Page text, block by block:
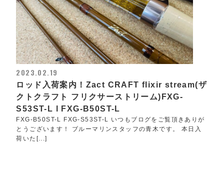
2023.02.19
ロッド入荷案内！Zact CRAFT flixir stream(ザ
クトクラフト フリクサーストリーム)FXG-
S53ST-L l FXG-B50ST-L
FXG-B50ST-L FXG-S53ST-L いつもブログをご覧頂きありが
とうございます！ ブルーマリンスタッフの青木です。 本日入
荷いた[...]